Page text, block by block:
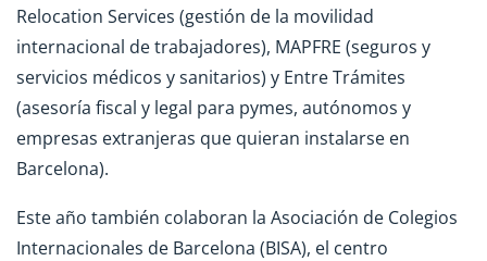
Relocation Services (gestión de la movilidad
internacional de trabajadores), MAPFRE (seguros y
servicios médicos y sanitarios) y Entre Trámites
(asesoría fiscal y legal para pymes, autónomos y
empresas extranjeras que quieran instalarse en
Barcelona).
Este año también colaboran la Asociación de Colegios
Internacionales de Barcelona (BISA), el centro